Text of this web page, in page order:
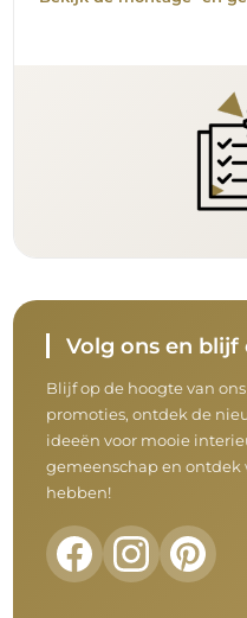
Volg ons en
Blijf op de hoogte van
promoties, ontdek de
ideeën voor mooie
gemeenschap en ontdek
hebben!